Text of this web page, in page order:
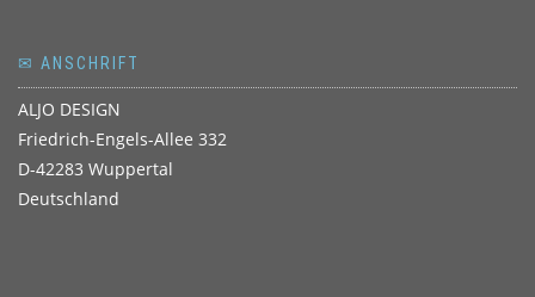
✉ ANSCHRIFT
ALJO DESIGN
Friedrich-Engels-Allee 332
D-42283 Wuppertal
Deutschland